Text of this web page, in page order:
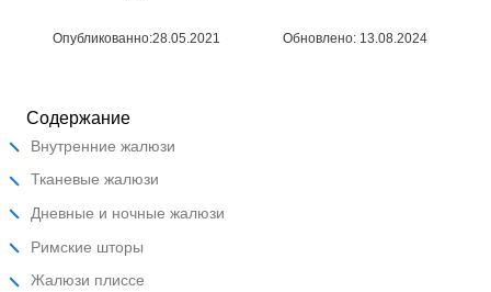
Опубликованно:28.05.2021 Обновлено: 13.08.2024
Содержание
Внутренние жалюзи
Тканевые жалюзи
Дневные и ночные жалюзи
Римские шторы
Жалюзи плиссе